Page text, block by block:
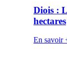
Diois :
hectares
En savoir